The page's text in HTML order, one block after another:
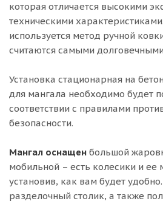
которая отличается высокими
техническими
используется метод ручной
считаются самыми
Установка стационарная на
для мангала необходимо будет
соответствии с правилами
безопасности.
Мангал оснащен большой
мобильной – есть колесики и ее
установив, как вам будет
разделочный столик, а также